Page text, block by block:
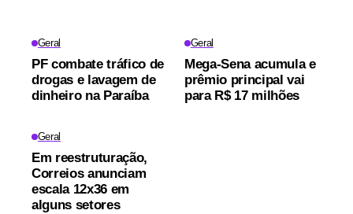
Geral
PF combate tráfico de
drogas e lavagem de
dinheiro na Paraíba
Geral
Mega-Sena acumula e
prêmio principal vai
para R$ 17 milhões
Geral
Em reestruturação,
Correios anunciam
escala 12x36 em
alguns setores